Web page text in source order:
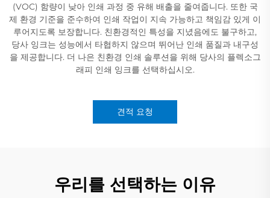
(VOC) 함량이 낮아 인쇄 과정 중 유해 배출을 줄여줍니다. 또한 국
제 환경 기준을 준수하여 인쇄 작업이 지속 가능하고 책임감 있게 이
루어지도록 보장합니다. 친환경적인 특성을 지녔음에도 불구하고,
당사 잉크는 성능에서 타협하지 않으며 뛰어난 인쇄 품질과 내구성
을 제공합니다. 더 나은 친환경 인쇄 솔루션을 위해 당사의 플렉소그
래피 인쇄 잉크를 선택하십시오.
견적 요청
우리를 선택하는 이유